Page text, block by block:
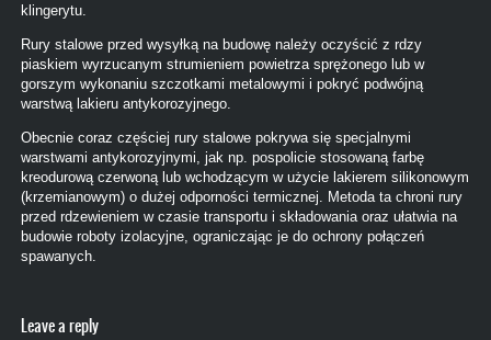
klingerytu.
Rury stalowe przed wysyłką na budowę należy oczyścić z rdzy
piaskiem wyrzucanym strumieniem powietrza sprężonego lub w
gorszym wykonaniu szczotkami metalowymi i pokryć podwójną
warstwą lakieru antykorozyjnego.
Obecnie coraz częściej rury stalowe pokrywa się specjalnymi
warstwami antykorozyjnymi, jak np. pospolicie stosowaną farbę
kreodurową czerwoną lub wchodzącym w użycie lakierem silikonowym
(krzemianowym) o dużej odporności termicznej. Metoda ta chroni rury
przed rdzewieniem w czasie transportu i składowania oraz ułatwia na
budowie roboty izolacyjne, ograniczając je do ochrony połączeń
spawanych.
Leave a reply